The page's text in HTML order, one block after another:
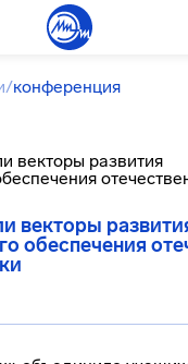
/конференция
векторы
обеспечения